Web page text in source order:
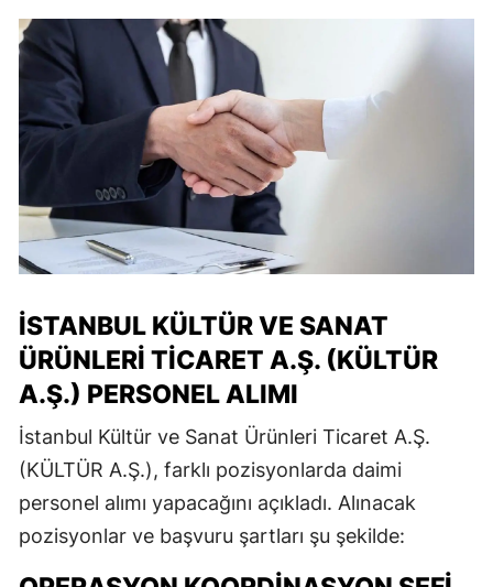
İSTANBUL KÜLTÜR VE SANAT
ÜRÜNLERI TICARET A.Ş. (KÜLTÜR
A.Ş.) PERSONEL ALIMI
İstanbul Kültür ve Sanat Ürünleri Ticaret A.Ş.
(KÜLTÜR A.Ş.), farklı pozisyonlarda daimi
personel alımı yapacağını açıkladı. Alınacak
pozisyonlar ve başvuru şartları şu şekilde: